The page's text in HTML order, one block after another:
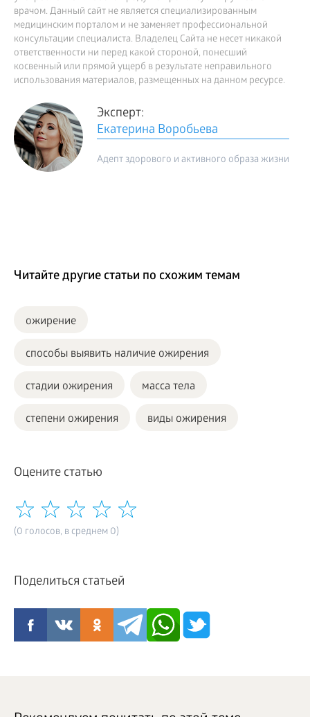
врачом. Данный сайт не является специализированным
медицинским порталом и не заменяет профессиональной
консультации специалиста. Владелец Сайта не несет никакой
ответственности ни перед какой стороной, понесший
косвенный или прямой ущерб в результате неправильного
использования материалов, размещенных на данном ресурсе.
Эксперт:
Екатерина Воробьева
Адепт здорового и активного образа жизни
Читайте другие статьи по схожим темам
ожирение
способы выявить наличие ожирения
стадии ожирения масса тела
степени ожирения виды ожирения
Оцените статью
(0 голосов, в среднем 0)
Поделиться статьей